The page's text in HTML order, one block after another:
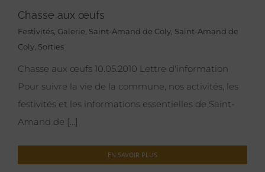
Chasse aux œufs
Festivités, Galerie, Saint-Amand de Coly, Saint-Amand de
Coly, Sorties
Chasse aux œufs 10.05.2010 Lettre d'information
Pour suivre la vie de la commune, nos activités, les
festivités et les informations essentielles de Saint-
Amand de [...]
EN SAVOIR PLUS